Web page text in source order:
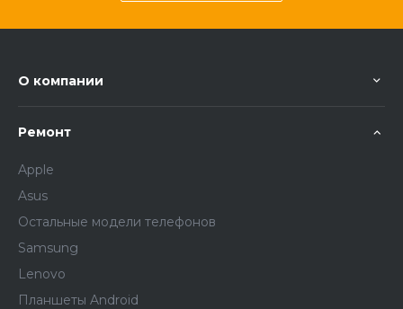
О компании
Ремонт
Apple
Asus
Остальные модели телефонов
Samsung
Lenovo
Планшеты Android